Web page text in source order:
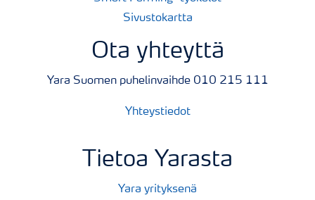
Sivustokartta
Ota yhteyttä
Yara Suomen puhelinvaihde 010 215 111
Yhteystiedot
Tietoa Yarasta
Yara yrityksenä